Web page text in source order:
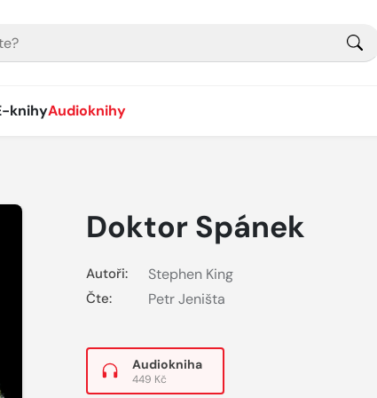
knihyAudioknihy
Doktor Spánek
Autoři: Stephen King
Čte: Petr Jeništa
Audiokniha
449 Kč